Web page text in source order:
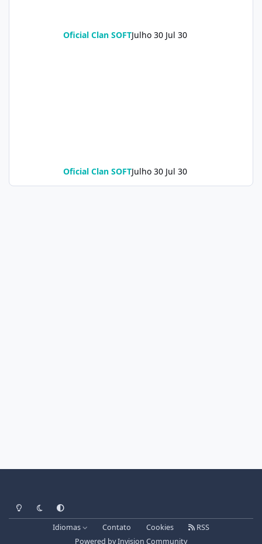
Oficial Clan SOFTJulho 30 Jul 30
Oficial Clan SOFTJulho 30 Jul 30
Light ModeDark ModeSystem Preference
Idiomas Contato Cookies
RSS
Powered byInvision Community